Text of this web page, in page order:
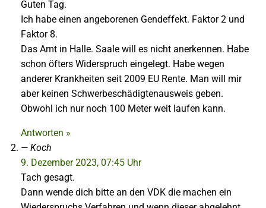
Guten Tag.
Ich habe einen angeborenen Gendeffekt. Faktor 2 und
Faktor 8.
Das Amt in Halle. Saale will es nicht anerkennen. Habe
schon öfters Widerspruch eingelegt. Habe wegen
anderer Krankheiten seit 2009 EU Rente. Man will mir
aber keinen Schwerbeschädigtenausweis geben.
Obwohl ich nur noch 100 Meter weit laufen kann.
Antworten »
Koch
9. Dezember 2023, 07:45 Uhr
Tach gesagt.
Dann wende dich bitte an den VDK die machen ein